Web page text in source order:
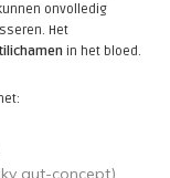
onvolledig
Het
in het bloed.